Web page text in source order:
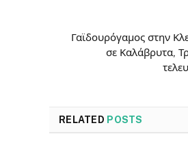
Γαϊδουρόγαμος στην
σε Καλάβρυτα,
RELATED POSTS